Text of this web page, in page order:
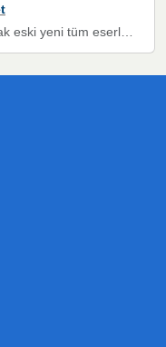
bunu en güzel şekilde sevenlerine ulaştıran siz değerli sayfa yöneticilerine de teşekkür ederim